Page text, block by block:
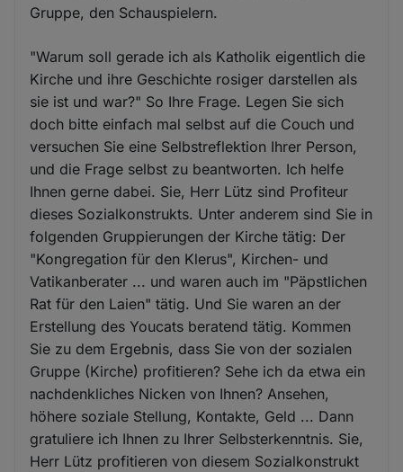
Gruppe, den Schauspielern.
"Warum soll gerade ich als Katholik eigentlich die
Kirche und ihre Geschichte rosiger darstellen als
sie ist und war?" So Ihre Frage. Legen Sie sich
doch bitte einfach mal selbst auf die Couch und
versuchen Sie eine Selbstreflektion Ihrer Person,
und die Frage selbst zu beantworten. Ich helfe
Ihnen gerne dabei. Sie, Herr Lütz sind Profiteur
dieses Sozialkonstrukts. Unter anderem sind Sie in
folgenden Gruppierungen der Kirche tätig: Der
"Kongregation für den Klerus", Kirchen- und
Vatikanberater ... und waren auch im "Päpstlichen
Rat für den Laien" tätig. Und Sie waren an der
Erstellung des Youcats beratend tätig. Kommen
Sie zu dem Ergebnis, dass Sie von der sozialen
Gruppe (Kirche) profitieren? Sehe ich da etwa ein
nachdenkliches Nicken von Ihnen? Ansehen,
höhere soziale Stellung, Kontakte, Geld ... Dann
gratuliere ich Ihnen zu Ihrer Selbsterkenntnis. Sie,
Herr Lütz profitieren von diesem Sozialkonstrukt